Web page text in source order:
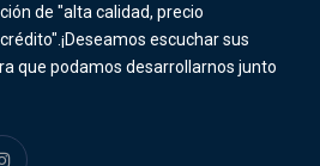
de "alta calidad, precio
escuchar sus
que podamos desarrollarnos junto